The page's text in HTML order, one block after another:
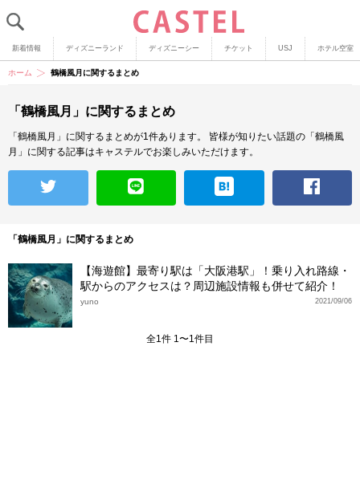
新着情報 ディズニーランド ディズニーシー チケット USJ ホテル空室
ホーム 鶴橋風月に関するまとめ
「鶴橋風月」に関するまとめ
「鶴橋風月」に関するまとめが1件あります。
皆様が知りたい話題の「鶴橋風
月」に関する記事はキャステルでお楽しみいただけます。
「鶴橋風月」に関するまとめ
【海遊館】最寄り駅は「大阪港駅」！乗り入れ路線・
駅からのアクセスは？周辺施設情報も併せて紹介！
2021/09/06
yuno
全1件 1〜1件目